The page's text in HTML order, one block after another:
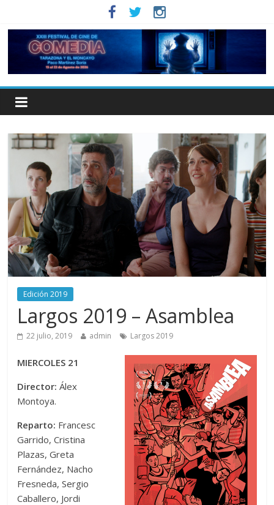
Edición 2019
Largos 2019 – Asamblea
22 julio, 2019 admin Largos 2019
MIERCOLES 21
Director: Álex
Montoya.
Reparto: Francesc
Garrido, Cristina
Plazas, Greta
Fernández, Nacho
Fresneda, Sergio
Caballero, Jordi